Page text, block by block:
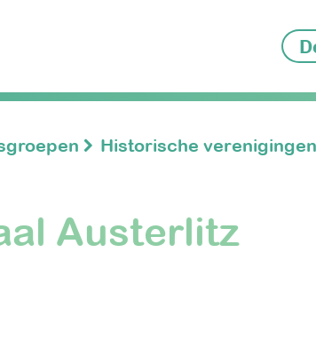
Historische verenigingen
Austerlitz